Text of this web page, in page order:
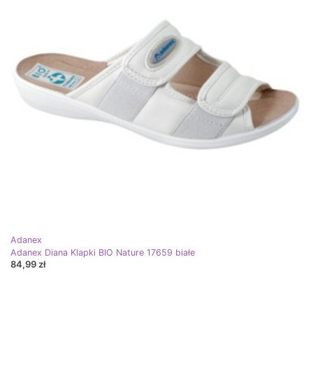
Adanex
Adanex Diana Klapki BIO Nature 17659 białe
84,99 zł